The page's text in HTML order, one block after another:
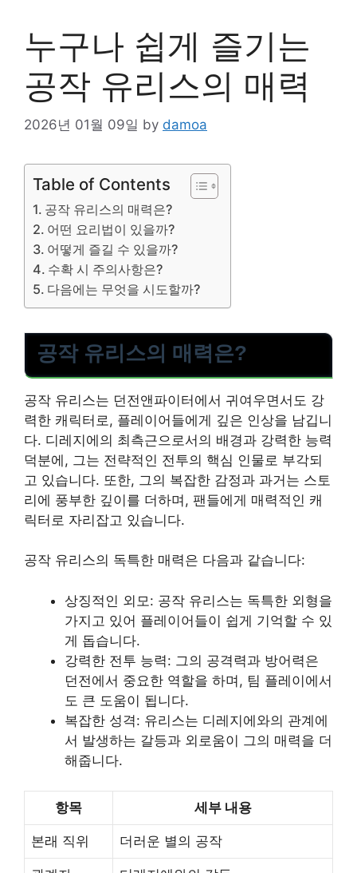
누구나 쉽게 즐기는
공작 유리스의 매력
2026년 01월 09일 by damoa
Table of Contents
공작 유리스의 매력은?
어떤 요리법이 있을까?
어떻게 즐길 수 있을까?
수확 시 주의사항은?
다음에는 무엇을 시도할까?
공작 유리스의 매력은?
공작 유리스는 던전앤파이터에서 귀여우면서도 강
력한 캐릭터로, 플레이어들에게 깊은 인상을 남깁니
다. 디레지에의 최측근으로서의 배경과 강력한 능력
덕분에, 그는 전략적인 전투의 핵심 인물로 부각되
고 있습니다. 또한, 그의 복잡한 감정과 과거는 스토
리에 풍부한 깊이를 더하며, 팬들에게 매력적인 캐
릭터로 자리잡고 있습니다.
공작 유리스의 독특한 매력은 다음과 같습니다:
상징적인 외모: 공작 유리스는 독특한 외형을
가지고 있어 플레이어들이 쉽게 기억할 수 있
게 돕습니다.
강력한 전투 능력: 그의 공격력과 방어력은
던전에서 중요한 역할을 하며, 팀 플레이에서
도 큰 도움이 됩니다.
복잡한 성격: 유리스는 디레지에와의 관계에
서 발생하는 갈등과 외로움이 그의 매력을 더
해줍니다.
항목 세부 내용
본래 직위 더러운 별의 공작